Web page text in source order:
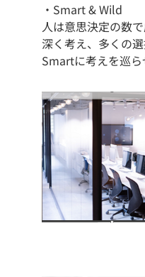
・Smart & Wild
人は意思決定の数
深く考え、多くの
Smartに考えを巡